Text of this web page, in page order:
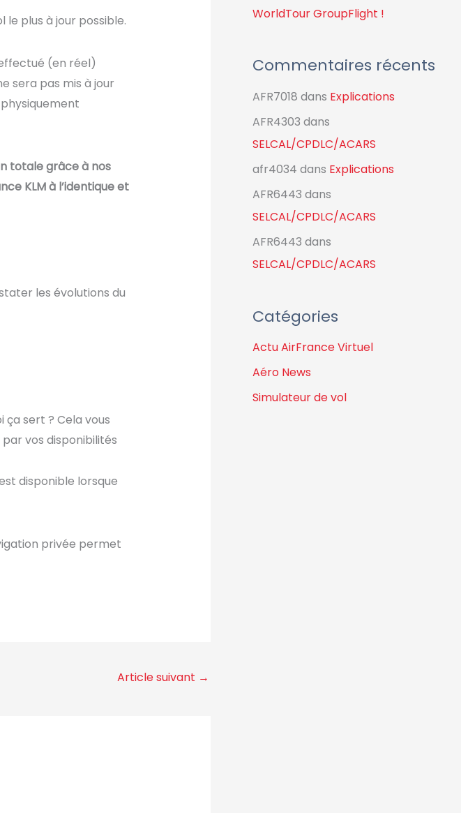
plus à jour possible.
(en réel)
sera pas mis à jour
totale grâce à nos
KLM à l’identique et
les évolutions du
ça sert ? Cela vous
vos disponibilités
disponible lorsque
privée permet
Article suivant →
WorldTour GroupFlight !
Commentaires récents
AFR7018 dans Explications
AFR4303 dans
SELCAL/CPDLC/ACARS
afr4034 dans Explications
AFR6443 dans
SELCAL/CPDLC/ACARS
AFR6443 dans
SELCAL/CPDLC/ACARS
Catégories
Actu AirFrance Virtuel
Aéro News
Simulateur de vol